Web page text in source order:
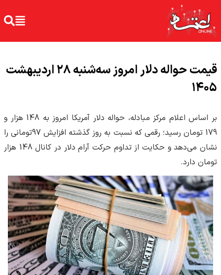
قیمت حواله دلار امروز سه‌شنبه ۲۸ اردیبهشت
۱۴۰۵
بر اساس اعلام مرکز مبادله، حواله دلار آمریکا امروز به 148 هزار و
179 تومان رسید؛ رقمی که نسبت به روز گذشته افزایش 97تومانی را
نشان می‌دهد و حکایت از تداوم حرکت آرام دلار در کانال 148 هزار
تومان دارد.